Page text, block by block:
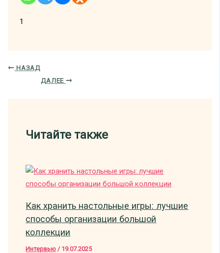
1
НАЗАД
ДАЛЕЕ
Читайте также
Как хранить настольные игры: лучшие
способы организации большой
коллекции
Интервью / 19.07.2025